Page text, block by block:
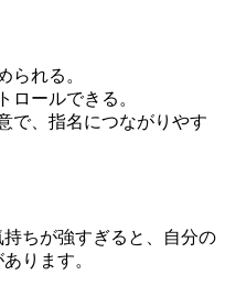
られる。
ロールできる。
で、指名につながりやす
持ちが強すぎると、自分の
ります。